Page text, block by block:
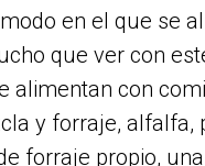
modo en el que se
que ver con
alimentan con
y forraje, alfalfa,
forraje propio,